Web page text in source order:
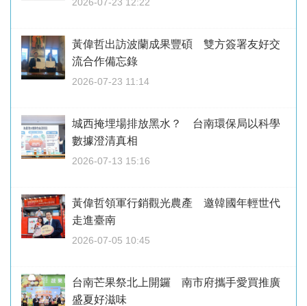
黃偉哲出訪波蘭成果豐碩 雙方簽署友好交
流合作備忘錄
2026-07-23 11:14
城西掩埋場排放黑水？ 台南環保局以科學
數據澄清真相
2026-07-13 15:16
黃偉哲領軍行銷觀光農產 邀韓國年輕世代
走進臺南
2026-07-05 10:45
台南芒果祭北上開鑼 南市府攜手愛買推廣
盛夏好滋味